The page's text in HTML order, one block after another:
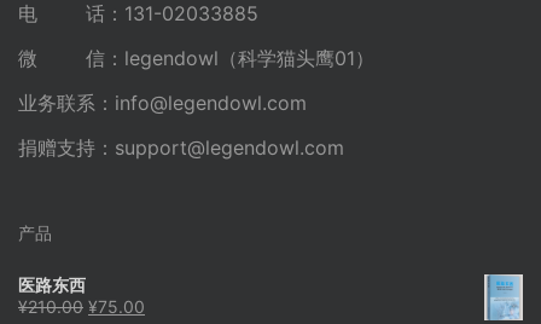
电 话：131-02033885
微 信：legendowl（科学猫头鹰01）
业务联系： info@legendowl.com
捐赠支持： support@legendowl.com
产品
医路东西
¥210.00 原
¥75.00